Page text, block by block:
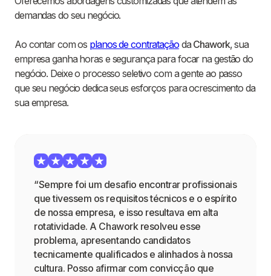
demandas do seu negócio.
Ao contar com os planos de contrataçãoda Chawork, sua
empresa ganha horas e segurança para focar na gestão do
negócio. Deixe o processo seletivo com a gente ao passo
que seu negócio dedica seus esforços para ocrescimento da
sua empresa.
“Sempre foi um desafio encontrar profissionais
que tivessem os requisitos técnicos e o espírito
de nossa empresa, e isso resultava em alta
rotatividade. A Chawork resolveu esse
problema, apresentando candidatos
tecnicamente qualificados e alinhados à nossa
cultura. Posso afirmar com convicção que